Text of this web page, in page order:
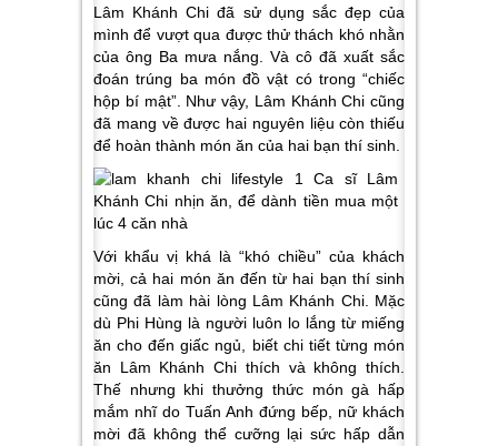
Lâm Khánh Chi đã sử dụng sắc đẹp của
mình để vượt qua được thử thách khó nhằn
của ông Ba mưa nắng. Và cô đã xuất sắc
đoán trúng ba món đồ vật có trong “chiếc
hộp bí mật”. Như vậy, Lâm Khánh Chi cũng
đã mang về được hai nguyên liệu còn thiếu
để hoàn thành món ăn của hai bạn thí sinh.
Với khẩu vị khá là “khó chiều” của khách
mời, cả hai món ăn đến từ hai bạn thí sinh
cũng đã làm hài lòng Lâm Khánh Chi. Mặc
dù Phi Hùng là người luôn lo lắng từ miếng
ăn cho đến giấc ngủ, biết chi tiết từng món
ăn Lâm Khánh Chi thích và không thích.
Thế nhưng khi thưởng thức món gà hấp
mắm nhĩ do Tuấn Anh đứng bếp, nữ khách
mời đã không thể cưỡng lại sức hấp dẫn